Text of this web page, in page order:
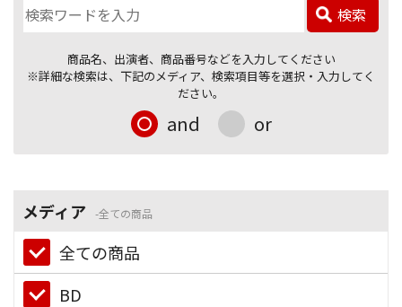
検索
商品名、出演者、商品番号などを入力してください
※詳細な検索は、下記のメディア、検索項目等を選択・入力してく
ださい。
and or
メディア 全ての商品
全ての商品
BD